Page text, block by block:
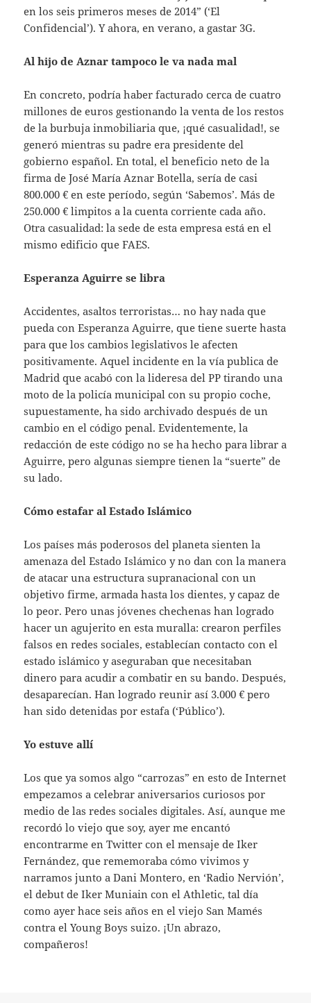
en los seis primeros meses de 2014” (‘El
Confidencial’). Y ahora, en verano, a gastar 3G.
Al hijo de Aznar tampoco le va nada mal
En concreto, podría haber facturado cerca de cuatro
millones de euros gestionando la venta de los restos
de la burbuja inmobiliaria que, ¡qué casualidad!, se
generó mientras su padre era presidente del
gobierno español. En total, el beneficio neto de la
firma de José María Aznar Botella, sería de casi
800.000 € en este período, según ‘Sabemos’. Más de
250.000 € limpitos a la cuenta corriente cada año.
Otra casualidad: la sede de esta empresa está en el
mismo edificio que FAES.
Esperanza Aguirre se libra
Accidentes, asaltos terroristas… no hay nada que
pueda con Esperanza Aguirre, que tiene suerte hasta
para que los cambios legislativos le afecten
positivamente. Aquel incidente en la vía publica de
Madrid que acabó con la lideresa del PP tirando una
moto de la policía municipal con su propio coche,
supuestamente, ha sido archivado después de un
cambio en el código penal. Evidentemente, la
redacción de este código no se ha hecho para librar a
Aguirre, pero algunas siempre tienen la “suerte” de
su lado.
Cómo estafar al Estado Islámico
Los países más poderosos del planeta sienten la
amenaza del Estado Islámico y no dan con la manera
de atacar una estructura supranacional con un
objetivo firme, armada hasta los dientes, y capaz de
lo peor. Pero unas jóvenes chechenas han logrado
hacer un agujerito en esta muralla: crearon perfiles
falsos en redes sociales, establecían contacto con el
estado islámico y aseguraban que necesitaban
dinero para acudir a combatir en su bando. Después,
desaparecían. Han logrado reunir así 3.000 € pero
han sido detenidas por estafa (‘Público’).
Yo estuve allí
Los que ya somos algo “carrozas” en esto de Internet
empezamos a celebrar aniversarios curiosos por
medio de las redes sociales digitales. Así, aunque me
recordó lo viejo que soy, ayer me encantó
encontrarme en Twitter con el mensaje de Iker
Fernández, que rememoraba cómo vivimos y
narramos junto a Dani Montero, en ‘Radio Nervión’,
el debut de Iker Muniain con el Athletic, tal día
como ayer hace seis años en el viejo San Mamés
contra el Young Boys suizo. ¡Un abrazo,
compañeros!